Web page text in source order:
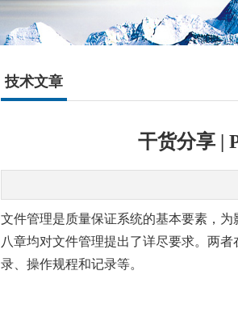
技术文章
干货分享 |
文件管理是质量保证系统的基本要素，
八章均对文件管理提出了详尽要求。两
录、操作规程和记录等。